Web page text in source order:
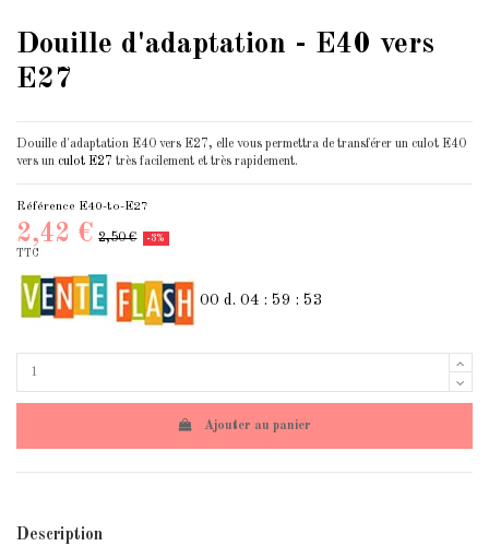
Douille d'adaptation - E40 vers
E27
Douille d'adaptation E40 vers E27, elle vous permettra de transférer un culot E40
vers un culot E27 très facilement et très rapidement.
Référence E40-to-E27
2,42 € 2,50 €
-3%
TTC
00 d. 04 : 59 : 53
Ajouter au panier
Description